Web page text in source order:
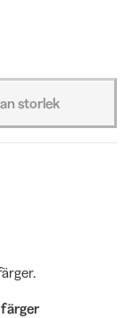
storlek